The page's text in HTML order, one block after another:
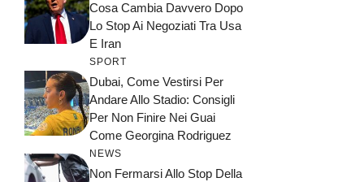
Cosa Cambia Davvero Dopo
Lo Stop Ai Negoziati Tra Usa
E Iran
SPORT
Dubai, Come Vestirsi Per
Andare Allo Stadio: Consigli
Per Non Finire Nei Guai
Come Georgina Rodriguez
NEWS
Non Fermarsi Allo Stop Della